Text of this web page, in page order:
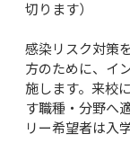
切ります）
感染リスク対策
方のために、イ
施します。来校
す職種・分野へ
リー希望者は入